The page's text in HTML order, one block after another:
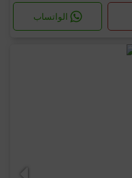
الواتساب